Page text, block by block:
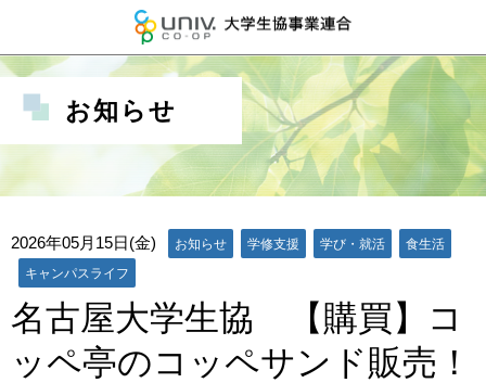
お知らせ
2026年05月15日(金) お知らせ 学修支援 学び・就活 食生活
キャンパスライフ
名古屋大学生協 【購買】コ
ッペ亭のコッペサンド販売！